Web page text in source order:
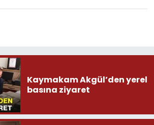
Kaymakam Akgül’den yerel
basına ziyaret